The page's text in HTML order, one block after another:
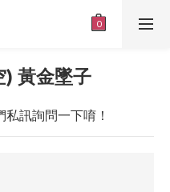
) 黃金墜子
訊詢問一下唷！